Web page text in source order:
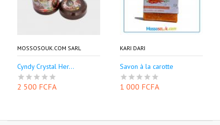
MOSSOSOUK.COM SARL
Cyndy Crystal Her...
2 500 FCFA
KARI DARI
Savon à la carotte
1 000 FCFA